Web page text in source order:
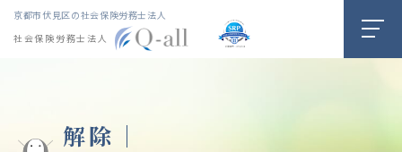
京都市伏見区の社会保険労務士法人
社会保険労務士法人
解除｜